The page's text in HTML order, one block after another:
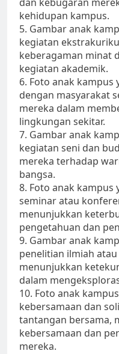
kehidupan kampus.
5. Gambar anak
kegiatan
keberagaman minat
kegiatan akademik.
6. Foto anak
dengan masyarakat
mereka dalam
lingkungan sekitar.
7. Gambar anak
kegiatan seni dan
mereka terhadap
bangsa.
8. Foto anak kampus
seminar atau
menunjukkan
pengetahuan dan
9. Gambar anak
penelitian ilmiah
menunjukkan
dalam
10. Foto anak
kebersamaan dan
tantangan bersama,
kebersamaan dan
mereka.